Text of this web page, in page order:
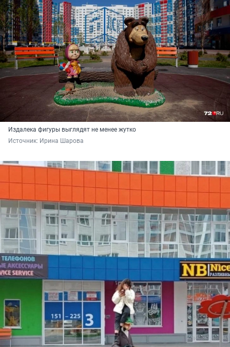
Издалека фигуры выглядят не менее жутко
Источник: Ирина Шарова